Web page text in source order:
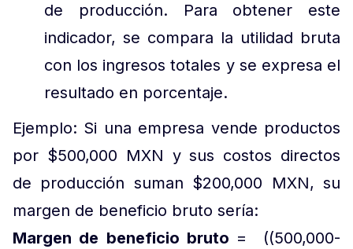
de producción. Para obtener este
indicador, se compara la utilidad bruta
con los ingresos totales y se expresa el
resultado en porcentaje.
Ejemplo: Si una empresa vende productos
por $500,000 MXN y sus costos directos
de producción suman $200,000 MXN, su
margen de beneficio bruto sería:
Margen de beneficio bruto = ((500,000-